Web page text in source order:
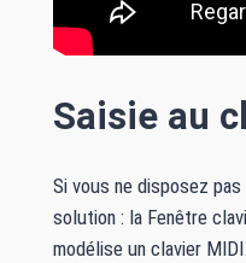
Saisie au
Si vous ne disposez
solution : la Fenêtre
modélise un clavier